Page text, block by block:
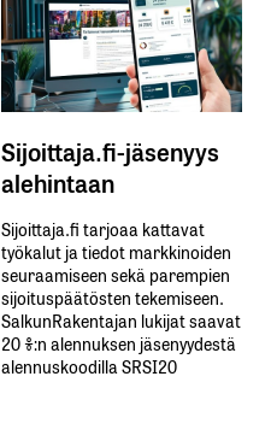
Sijoittaja.fi-jäsenyys
alehintaan
Sijoittaja.fi tarjoaa kattavat
työkalut ja tiedot markkinoiden
seuraamiseen sekä parempien
sijoituspäätösten tekemiseen.
SalkunRakentajan lukijat saavat
20 %:n alennuksen jäsenyydestä
alennuskoodilla SRSI20